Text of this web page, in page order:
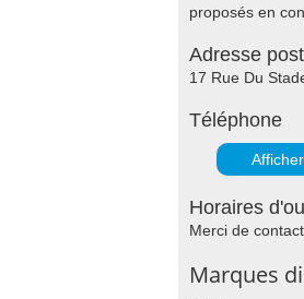
proposés en
Adresse
17 Rue Du
Téléphone
Horaires
Merci de
Marques